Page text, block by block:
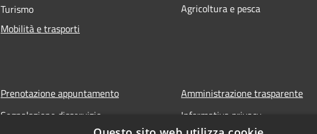
Turismo
Mobilità e trasporti
Agricoltura e pesca
Prenotazione appuntamento
Segnalazione disservizio
Amministrazione trasparente
Informativa privacy